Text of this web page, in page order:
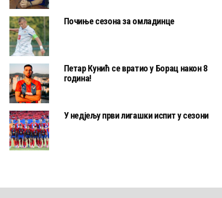
Почиње сезона за омладинце
Петар Кунић се вратио у Борац након 8
година!
У недјељу први лигашки испит у сезони